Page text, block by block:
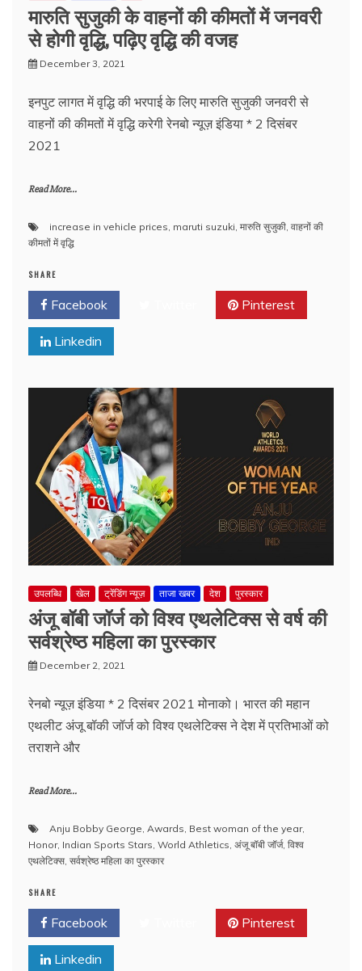
मारुति सुजुकी के वाहनों की कीमतों में जनवरी
से होगी वृद्धि, पढ़िए वृद्धि की वजह
December 3, 2021
इनपुट लागत में वृद्धि की भरपाई के लिए मारुति सुजुकी जनवरी से
वाहनों की कीमतों में वृद्धि करेगी रेनबो न्यूज़ इंडिया * 2 दिसंबर
2021
Read More...
increase in vehicle prices, maruti suzuki, मारुति सुजुकी, वाहनों की
कीमतों में वृद्धि
SHARE
Facebook Pinterest
Linkedin
उपलब्धि खेल ट्रेंडिंग न्यूज़ ताजा खबर देश पुरस्कार
अंजू बॉबी जॉर्ज को विश्व एथलेटिक्स से वर्ष की
सर्वश्रेष्ठ महिला का पुरस्कार
December 2, 2021
रेनबो न्यूज़ इंडिया * 2 दिसंबर 2021 मोनाको। भारत की महान
एथलीट अंजू बॉकी जॉर्ज को विश्व एथलेटिक्स ने देश में प्रतिभाओं को
तराशने और
Read More...
Anju Bobby George, Awards, Best woman of the year,
Honor, Indian Sports Stars, World Athletics, अंजू बॉबी जॉर्ज, विश्व
एथलेटिक्स, सर्वश्रेष्ठ महिला का पुरस्कार
SHARE
Facebook Pinterest
Linkedin